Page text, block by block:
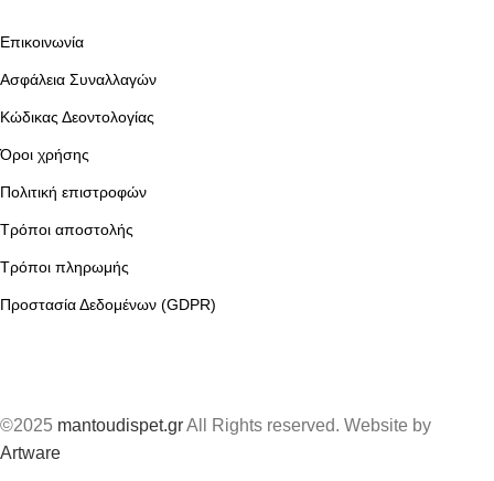
Επικοινωνία
Ασφάλεια Συναλλαγών
Κώδικας Δεοντολογίας
Όροι χρήσης
Πολιτική επιστροφών
Τρόποι αποστολής
Τρόποι πληρωμής
Προστασία Δεδομένων (GDPR)
©2025 mantoudispet.grAll Rights reserved. Website by
Artware